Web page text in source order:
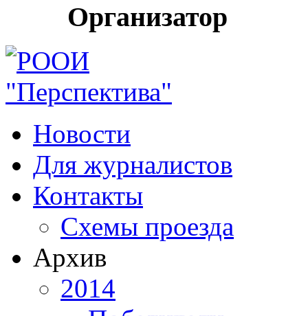
Организатор
Новости
Для журналистов
Контакты
Схемы проезда
Архив
2014